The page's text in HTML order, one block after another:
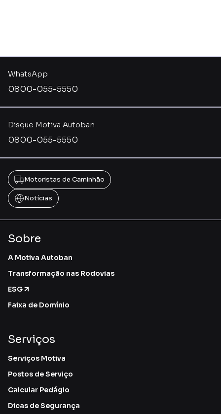
Disque Motiva Autoban
0800-055-5550
WhatsApp
0800-055-5550
Motoristas de Caminhão
Notícias
Sobre
A Motiva Autoban
Transformação nas Rodovias
ESG
Faixa de Domínio
Serviços
Serviços Motiva
Postos de Serviço
Calcular Pedágio
Dicas de Segurança